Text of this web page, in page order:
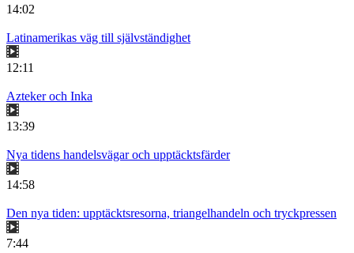
14:02
Latinamerikas väg till självständighet
12:11
Azteker och Inka
13:39
Nya tidens handelsvägar och upptäcktsfärder
14:58
Den nya tiden: upptäcktsresorna, triangelhandeln och tryckpressen
7:44